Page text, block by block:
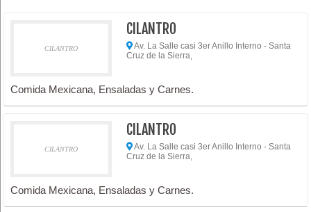
CILANTRO
CILANTRO
Av. La Salle casi 3er Anillo Interno - Santa
Cruz de la Sierra,
Comida Mexicana, Ensaladas y Carnes.
CILANTRO
CILANTRO
Av. La Salle casi 3er Anillo Interno - Santa
Cruz de la Sierra,
Comida Mexicana, Ensaladas y Carnes.